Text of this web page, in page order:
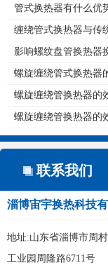
重...
管式换热器有什么优
缠绕管式换热器与传
热...
影响螺纹盘管换热器
原...
螺旋缠绕管式换热器
些...
螺旋缠绕管换热器的
螺旋缠绕管换热器的
联系我们
淄博宙宇换热科技
地址:山东省淄博市周
工业园周隆路6711号